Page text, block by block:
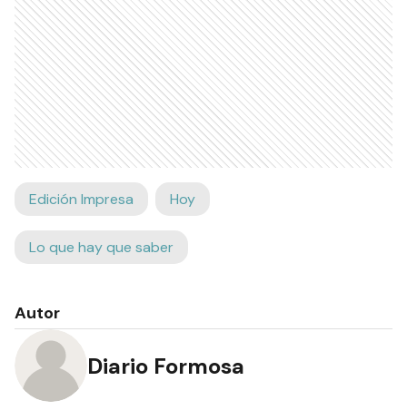
Edición Impresa Hoy
Lo que hay que saber
Autor
Diario Formosa